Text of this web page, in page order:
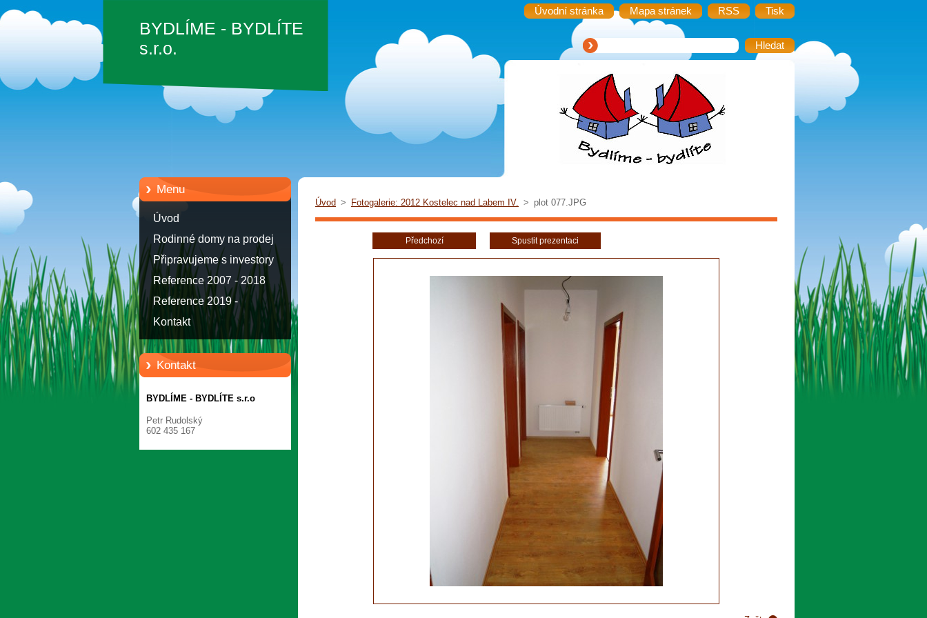
Úvodní stránka Mapa stránek RSS Tisk
BYDLÍME - BYDLÍTE
s.r.o.
Menu
Úvod
Rodinné domy na prodej
Připravujeme s investory
Reference 2007 - 2018
Reference 2019 -
Kontakt
Kontakt
BYDLÍME - BYDLÍTE s.r.o
Petr Rudolský
602 435 167
Úvod > Fotogalerie: 2012 Kostelec nad Labem IV. > plot 077.JPG
Předchozí Spustit prezentaci